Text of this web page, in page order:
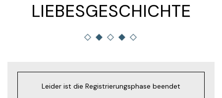
LIEBESGESCHICHTE
Leider ist die Registrierungsphase beendet